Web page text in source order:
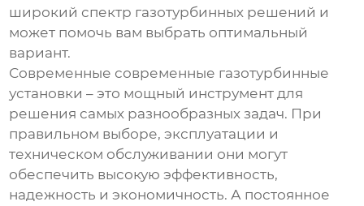
широкий спектр газотурбинных решений и
может помочь вам выбрать оптимальный
вариант.
Современные современные газотурбинные
установки – это мощный инструмент для
решения самых разнообразных задач. При
правильном выборе, эксплуатации и
техническом обслуживании они могут
обеспечить высокую эффективность,
надежность и экономичность. А постоянное